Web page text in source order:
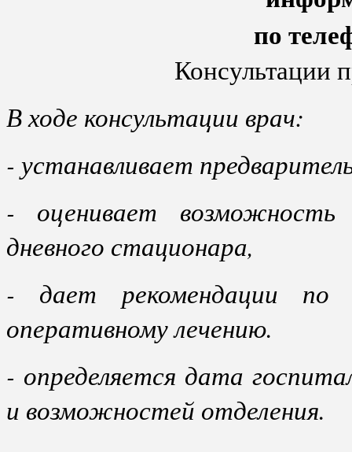
по
Консультации
В ходе консультации врач:
- устанавливает
- оценивает возможность
дневного стационара,
- дает рекомендации по
оперативному лечению.
- определяется дата
и возможностей отделения.